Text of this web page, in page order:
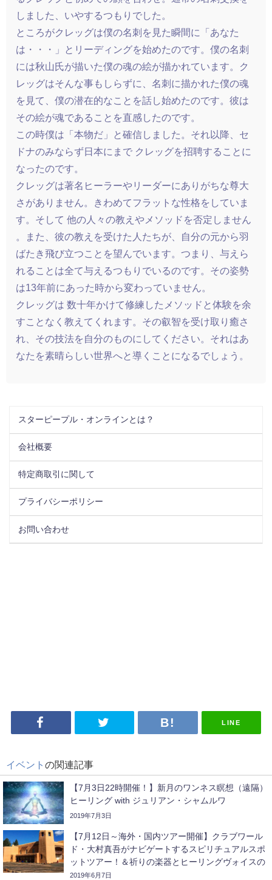
しました、いやするつもりでした。
ところがクレッグは僕の名刺を見た瞬間に「あなた
は・・・」とリーディングを始めたのです。僕の名刺
には秋山氏が描いた僕の魂の絵が描かれています。ク
レッグはそんな事もしらずに、名刺に描かれた僕の魂
を見て、僕の潜在的なことを話し始めたのです。彼は
その絵が魂であることを直感したのです。
この時僕は「本物だ」と確信しました。それ以降、セ
ドナのみならず日本にまで クレッグを招聘することに
なったのです。
クレッグは著名ヒーラーやリーダーにありがちな尊大
さがありません。きわめてフラットな性格をしていま
す。そして 他の人々の教えやメソッドを否定しません
。また、彼の教えを受けた人たちが、自分の元から羽
ばたき飛び立つことを望んでいます。つまり、与えら
れることは全て与えるつもりでいるのです。その姿勢
は13年前にあった時から変わっていません。
クレッグは 数十年かけて修練したメソッドと体験を余
すことなく教えてくれます。その叡智を受け取り癒さ
れ、その技法を自分のものにしてください。それはあ
なたを素晴らしい世界へと導くことになるでしょう。
スターピープル・オンラインとは？
会社概要
特定商取引に関して
プライバシーポリシー
お問い合わせ
LINE
イベント の関連記事
【7月3日22時開催！】新月のワンネス瞑想（遠隔）
ヒーリング with ジュリアン・シャムルワ
2019年7月3日
【7月12日～海外・国内ツアー開催】クラブワール
ド・大村真吾がナビゲートするスピリチュアルスポ
ットツアー！＆祈りの楽器とヒーリングヴォイスの
リサイタル開催！
2019年6月7日